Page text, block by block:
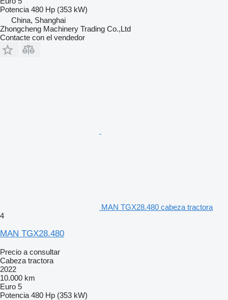
Potencia 480 Hp (353 kW)
China, Shanghai
Zhongcheng Machinery Trading Co.,Ltd
Contacte con el vendedor
MAN TGX28.480 cabeza tractora
4
MAN TGX28.480
Precio a consultar
Cabeza tractora
2022
10.000 km
Euro 5
Potencia 480 Hp (353 kW)